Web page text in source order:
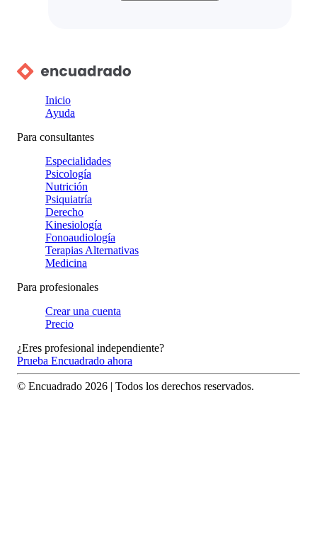
Inicio
Ayuda
Para consultantes
Especialidades
Psicología
Nutrición
Psiquiatría
Derecho
Kinesiología
Fonoaudiología
Terapias Alternativas
Medicina
Para profesionales
Crear una cuenta
Precio
¿Eres profesional independiente?
Prueba Encuadrado ahora
© Encuadrado 2026 | Todos los derechos reservados.